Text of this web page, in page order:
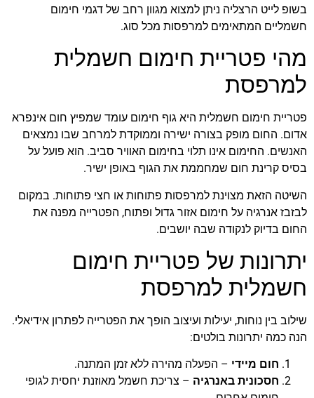
בשופ לייט הרצליה ניתן למצוא מגוון רחב של דגמי חימום
חשמליים המתאימים למרפסות מכל סוג.
מהי פטריית חימום חשמלית
למרפסת
פטריית חימום חשמלית היא גוף חימום עומד שמפיץ חום אינפרא
אדום. החום מופק בצורה ישירה וממוקדת למרחב שבו נמצאים
האנשים. החימום אינו תלוי בחימום האוויר סביב. הוא פועל על
בסיס קרינת חום שמחממת את הגוף באופן ישיר.
השיטה הזאת מצוינת למרפסות פתוחות או חצי פתוחות. במקום
לבזבז אנרגיה על חימום אזור גדול ופתוח, הפטרייה מפנה את
החום בדיוק לנקודה שבה יושבים.
יתרונות של פטריית חימום
חשמלית למרפסת
שילוב בין נוחות, יעילות ועיצוב הופך את הפטרייה לפתרון אידיאלי.
הנה כמה יתרונות בולטים:
חום מיידי– הפעלה מהירה ללא זמן המתנה.
חסכונית באנרגיה– צריכת חשמל מאוזנת יחסית לגופי